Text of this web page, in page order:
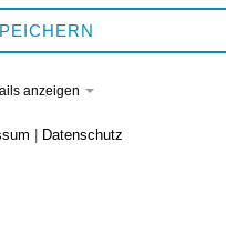
anzeigen
Datenschutz